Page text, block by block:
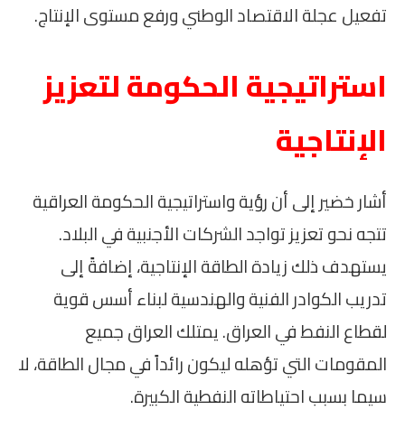
تفعيل عجلة الاقتصاد الوطني ورفع مستوى الإنتاج.
استراتيجية الحكومة لتعزيز
الإنتاجية
أشار خضير إلى أن رؤية واستراتيجية الحكومة العراقية
تتجه نحو تعزيز تواجد الشركات الأجنبية في البلاد.
يستهدف ذلك زيادة الطاقة الإنتاجية، إضافةً إلى
تدريب الكوادر الفنية والهندسية لبناء أسس قوية
لقطاع النفط في العراق. يمتلك العراق جميع
المقومات التي تؤهله ليكون رائداً في مجال الطاقة، لا
سيما بسبب احتياطاته النفطية الكبيرة.